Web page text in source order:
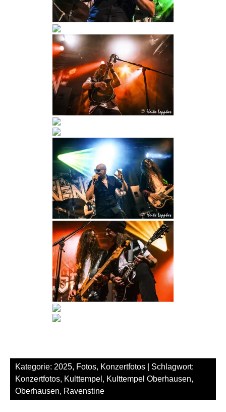
Kategorie: 2025, Fotos, Konzertfotos | Schlagwort:
Konzertfotos, Kulttempel , Kulttempel Oberhausen,
Oberhausen, Ravenstine